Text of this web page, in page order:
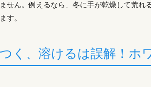
せん。例えるなら、冬に手が乾燥して荒れ
す。
く、溶けるは誤解！ホ